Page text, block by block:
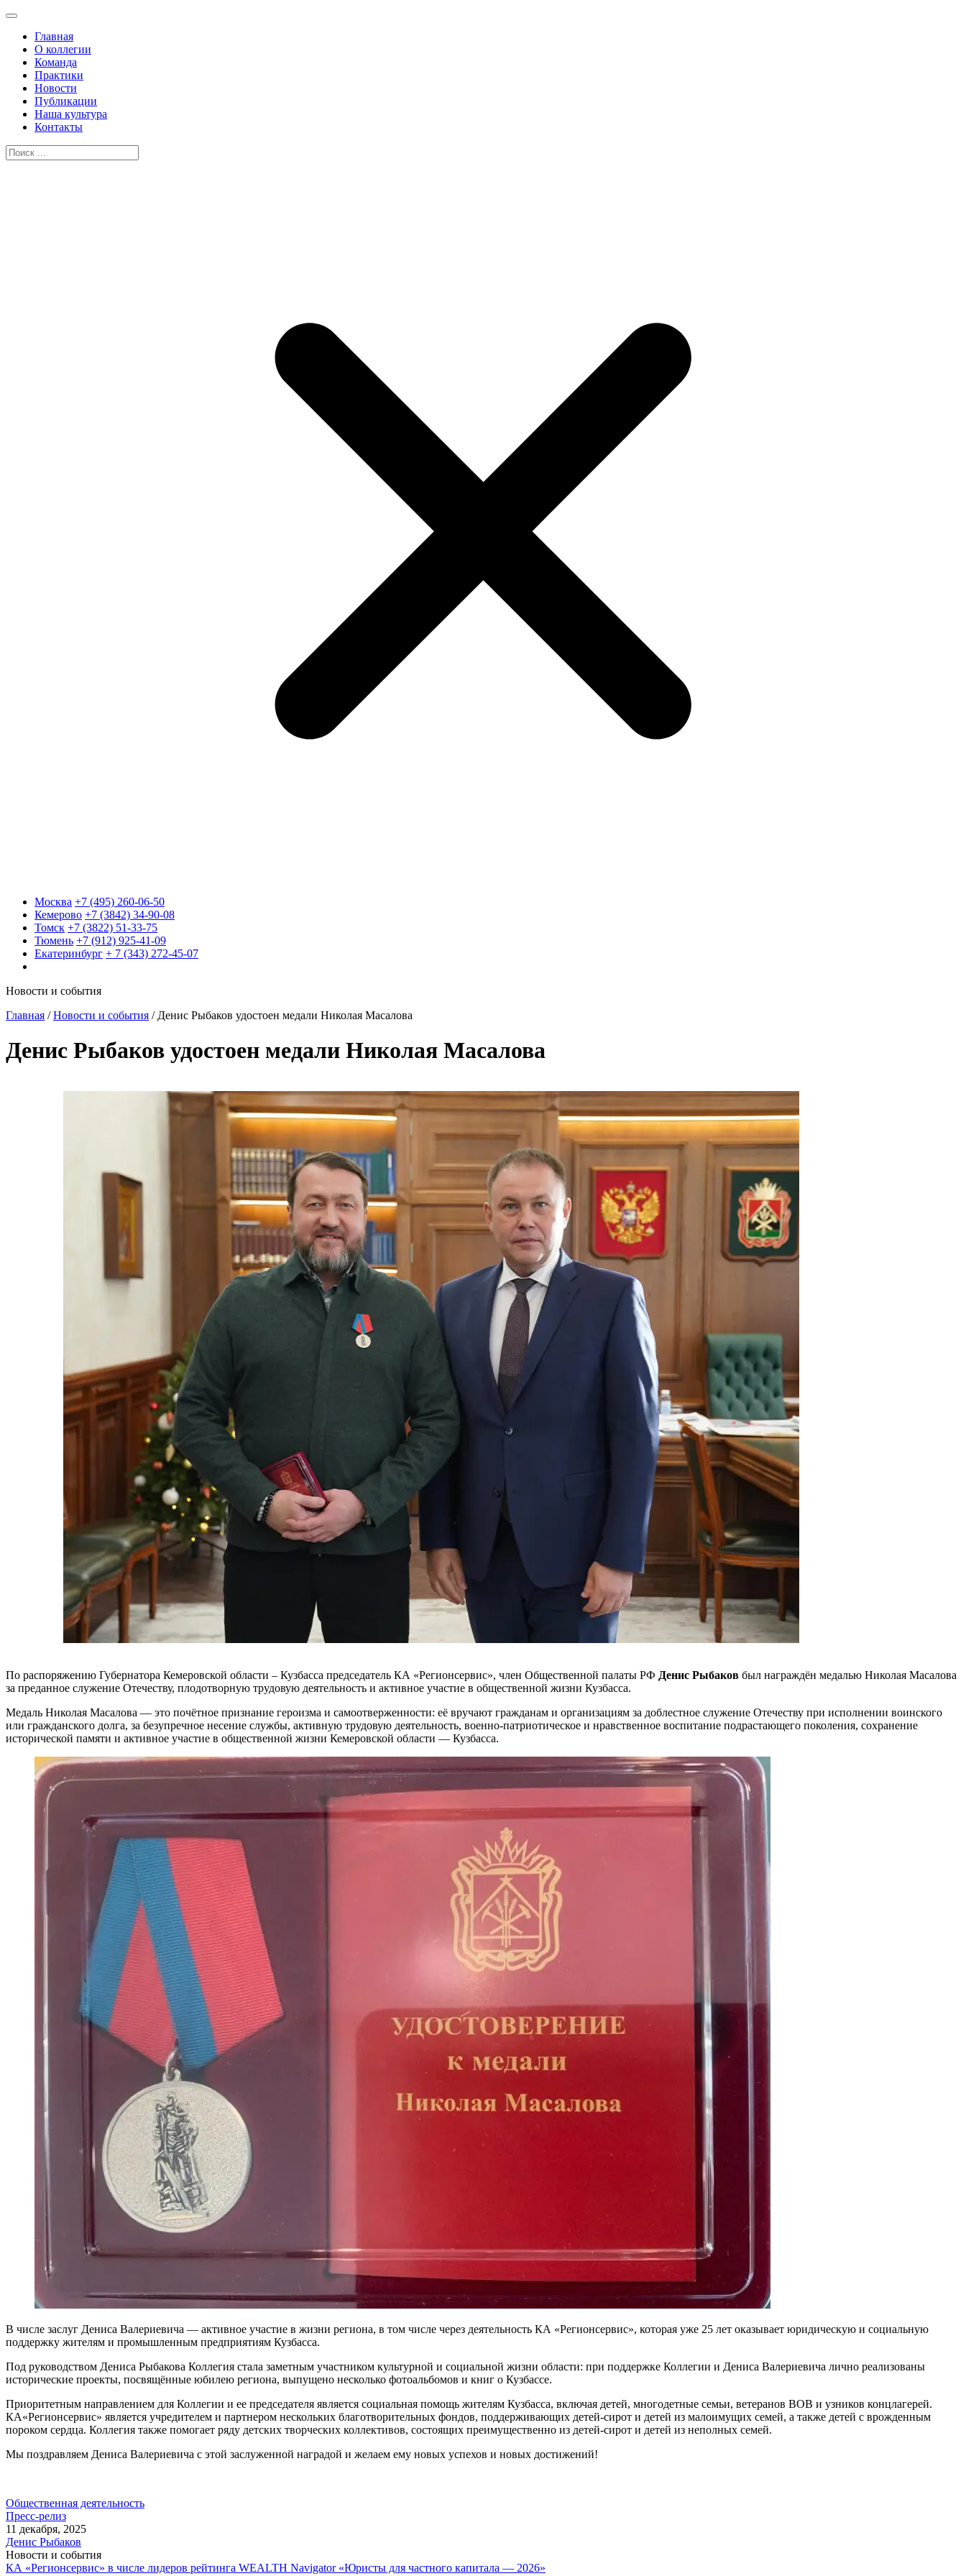
Главная
О коллегии
Команда
Практики
Новости
Публикации
Наша культура
Контакты
Москва +7 (495) 260-06-50
Кемерово +7 (3842) 34-90-08
Томск +7 (3822) 51-33-75
Тюмень +7 (912) 925-41-09
Екатеринбург + 7 (343) 272-45-07
Новости и события
Главная /Новости и события / Денис Рыбаков удостоен медали Николая Масалова
Денис Рыбаков удостоен медали Николая Масалова
По распоряжению Губернатора Кемеровской области – Кузбасса председатель КА «Регионсервис», член Общественной палаты РФ Денис Рыбаков был награждён медалью Николая Масалова
за преданное служение Отечеству, плодотворную трудовую деятельность и активное участие в общественной жизни Кузбасса.
Медаль Николая Масалова — это почётное признание героизма и самоотверженности: её вручают гражданам и организациям за доблестное служение Отечеству при исполнении воинского
или гражданского долга, за безупречное несение службы, активную трудовую деятельность, военно-патриотическое и нравственное воспитание подрастающего поколения, сохранение
исторической памяти и активное участие в общественной жизни Кемеровской области — Кузбасса.
В числе заслуг Дениса Валериевича — активное участие в жизни региона, в том числе через деятельность КА «Регионсервис», которая уже 25 лет оказывает юридическую и социальную
поддержку жителям и промышленным предприятиям Кузбасса.
Под руководством Дениса Рыбакова Коллегия стала заметным участником культурной и социальной жизни области: при поддержке Коллегии и Дениса Валериевича лично реализованы
исторические проекты, посвящённые юбилею региона, выпущено несколько фотоальбомов и книг о Кузбассе.
Приоритетным направлением для Коллегии и ее председателя является социальная помощь жителям Кузбасса, включая детей, многодетные семьи, ветеранов ВОВ и узников концлагерей.
КА«Регионсервис» является учредителем и партнером нескольких благотворительных фондов, поддерживающих детей-сирот и детей из малоимущих семей, а также детей с врожденным
пороком сердца. Коллегия также помогает ряду детских творческих коллективов, состоящих преимущественно из детей-сирот и детей из неполных семей.
Мы поздравляем Дениса Валериевича с этой заслуженной наградой и желаем ему новых успехов и новых достижений!
Общественная деятельность
Пресс-релиз
11 декабря, 2025
Денис Рыбаков
Новости и события
КА «Регионсервис» в числе лидеров рейтинга WEALTH Navigator «Юристы для частного капитала — 2026»